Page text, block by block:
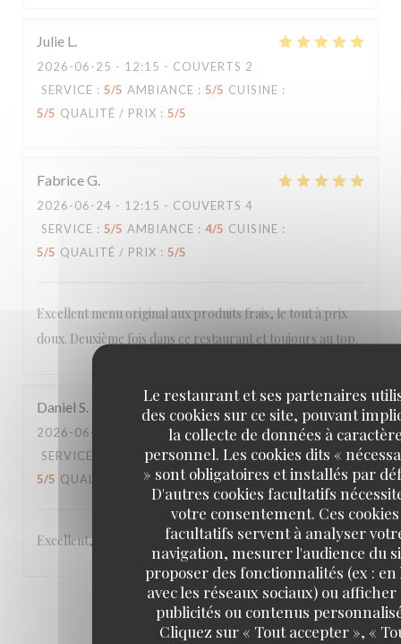
Le restaurant et ses partenaires
des cookies sur ce site, pouvant
la collecte de données à
personnel. Les cookies dits «
» sont obligatoires et installés par
D'autres cookies facultatifs
votre consentement. Ces cookies
facultatifs servent à analyser
navigation, mesurer l'audience du
proposer des fonctionnalités (ex : en
avec les réseaux sociaux) ou afficher
publicités ou contenus
Cliquez sur « Tout accepter », «
Julie L
2026-06-25 - 12:15 - COUVERTS 2
SERVICE : 5/5 AMBIANCE : 5/5 CUISINE :
5/5 QUALITÉ / PRIX : 5/5
FabriceG
2026-06-24 - 12:15 - COUVERTS 4
SERVICE : 5/5 AMBIANCE : 4/5 CUISINE :
5/5 QUALITÉ / PRIX : 5/5
Excellent menu original aux produits frais, le tout à prix
doux. Deuxième fois dans ce restaurant et toujours au top.
Daniel S
2026-06-22
- 19:45 - COUVERTS 5
SERVICE
AMBIANCE: 5 /5 CUISINE:
5/5 QUALITÉ / PRIX: 5/5
Excellent,
1 2 3